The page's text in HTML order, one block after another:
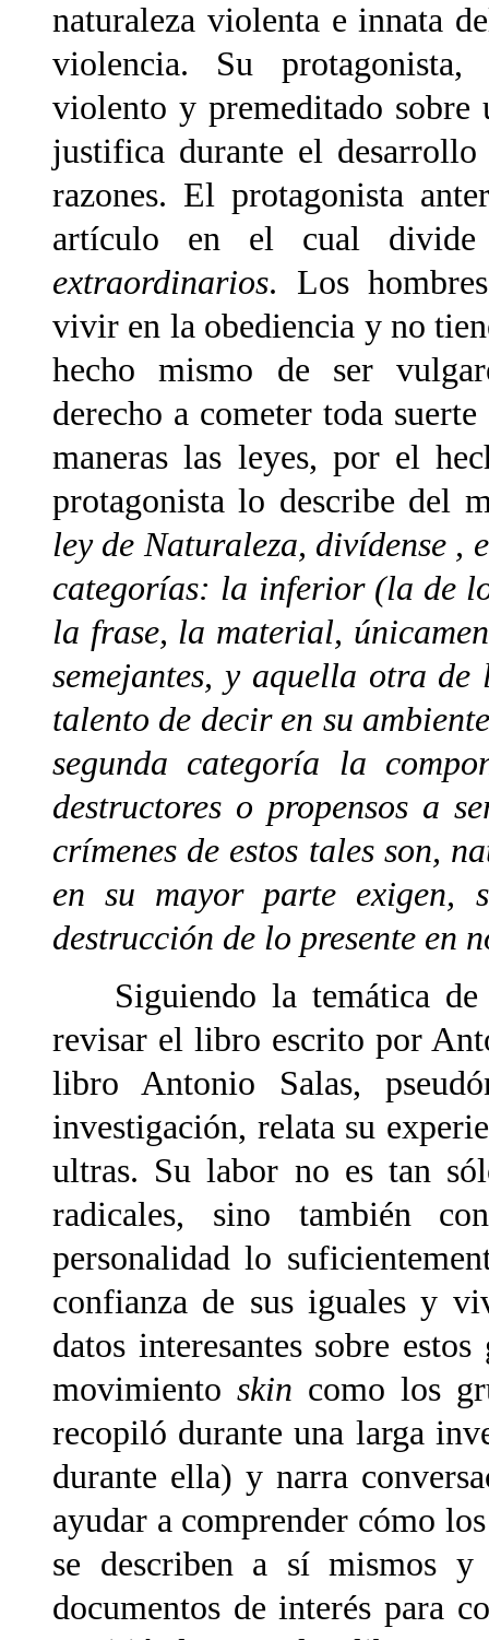
naturaleza violenta e innata
violencia. Su protagonista,
violento y premeditado sobre
justifica durante el
razones. El protagonista
artículo en el cual
extraordinarios. Los
vivir en la obediencia y no
hecho mismo de ser
derecho a cometer toda
maneras las leyes, por el
protagonista lo describe del
ley de Naturaleza, divídense ,
categorías: la inferior (la de
la frase, la material,
semejantes, y aquella otra
talento de decir en su
segunda categoría la
destructores o propensos a
crímenes de estos tales son,
en su mayor parte exigen,
destrucción de lo presente en
Siguiendo la temática de
revisar el libro escrito por
libro Antonio Salas,
investigación, relata su
ultras. Su labor no es tan
radicales, sino también
personalidad lo
confianza de sus iguales y
datos interesantes sobre
movimiento skin como los
recopiló durante una larga
durante ella) y narra
ayudar a comprender cómo
se describen a sí mismos y
documentos de interés para